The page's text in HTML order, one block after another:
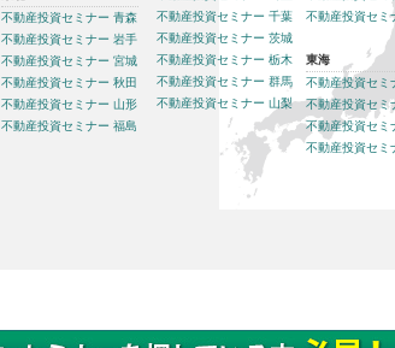
不動産投資セミナー 青森
不動産投資セミナー 岩手
不動産投資セミナー 宮城
不動産投資セミナー 秋田
不動産投資セミナー 山形
不動産投資セミナー 福島
不動産投資セミナー 千葉
不動産投資セミナー 茨城
不動産投資セミナー 栃木
不動産投資セミナー 群馬
不動産投資セミナー 山梨
不動産投資セミ
東海
不動産投資セミ
不動産投資セミ
不動産投資セミ
不動産投資セミ